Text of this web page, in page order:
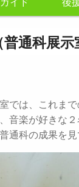
イド 後
通科展示
では、これま
音楽が好きな
通科の成果を見